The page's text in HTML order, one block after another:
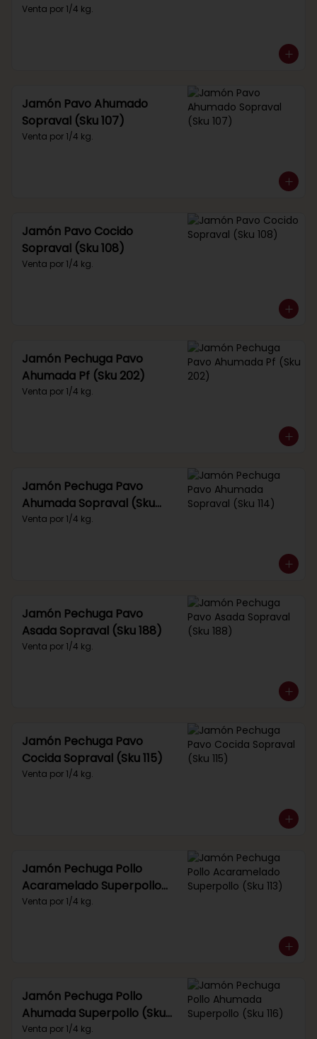
Venta por 1/4 kg.
Jamón Pavo Ahumado
Sopraval (Sku 107)
Venta por 1/4 kg.
Jamón Pavo Cocido
Sopraval (Sku 108)
Venta por 1/4 kg.
Jamón Pechuga Pavo
Ahumada Pf (Sku 202)
Venta por 1/4 kg.
Jamón Pechuga Pavo
Ahumada Sopraval (Sku
114)
Venta por 1/4 kg.
Jamón Pechuga Pavo
Asada Sopraval (Sku 188)
Venta por 1/4 kg.
Jamón Pechuga Pavo
Cocida Sopraval (Sku 115)
Venta por 1/4 kg.
Jamón Pechuga Pollo
Acaramelado Superpollo
(Sku 113)
Venta por 1/4 kg.
Jamón Pechuga Pollo
Ahumada Superpollo (Sku
116)
Venta por 1/4 kg.